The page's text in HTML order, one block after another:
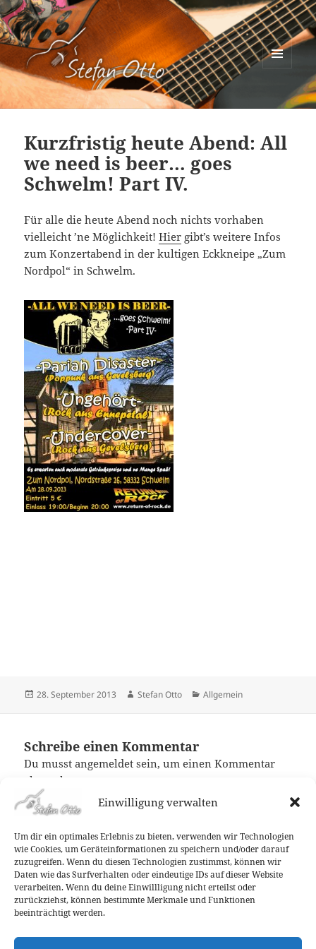
Einwilligung verwalten
Um dir ein optimales Erlebnis zu bieten, verwenden wir Technologien
wie Cookies, um Geräteinformationen zu speichern und/oder darauf
zuzugreifen. Wenn du diesen Technologien zustimmst, können wir
Daten wie das Surfverhalten oder eindeutige IDs auf dieser Website
verarbeiten. Wenn du deine Einwillligung nicht erteilst oder
zurückziehst, können bestimmte Merkmale und Funktionen
beeinträchtigt werden.
Stefan Otto
WIDGETS
Kurzfristig heute Abend: All
we need is beer… goes
Schwelm! Part IV.
Für alle die heute Abend noch nichts vorhaben
vielleicht ’ne Möglichkeit!Hier gibt’s weitere Infos
zum Konzertabend in der kultigen Eckkneipe „Zum
Nordpol“ in Schwelm.
Veröffentlicht
28. September 2013 Autor
Stefan Otto Kategorien
Allgemein
Schreibe einen Kommentar
Du musstangemeldet sein, um einen Kommentar
abzugeben.
Beitragsnavigation
ZURÜCK
Vorheriger
Beitrag:
107.7 Radio Hagen – Termin mit
anschließender Pre-VÖ-Kocherei in der
Casa dela Qu!
WEITER